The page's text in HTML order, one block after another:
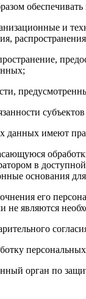
и
данных имеют
в
основания
его
не являются
орган по